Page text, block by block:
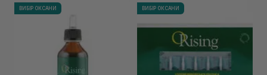
ВИБІР ОКСАНИ ВИБІР ОКСАНИ